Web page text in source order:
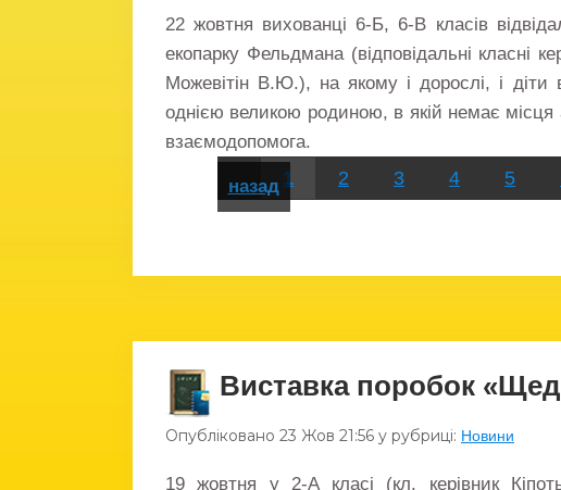
22 жовтня вихованці 6-Б, 6-В класів
екопарку Фельдмана (відповідальні класні
Можевітін В.Ю.), на якому і дорослі, і
однією великою родиною, в якій немає місця
взаємодопомога.
назад 1 2 3 4 5
Виставка поробок
Опубліковано 23 Жов 21:56 у рубриці: Новини
19 жовтня у 2-А класі (кл. керівник